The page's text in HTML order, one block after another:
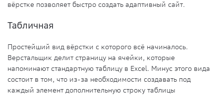
вёрстке позволяет быстро создать адаптивный сайт.
Табличная
Простейший вид вёрстки с которого всё начиналось.
Верстальщик делит страницу на ячейки, которые
напоминают стандартную таблицу в Excel. Минус этого вида
состоит в том, что из-за необходимости создавать под
каждый элемент дополнительную строку таблицы